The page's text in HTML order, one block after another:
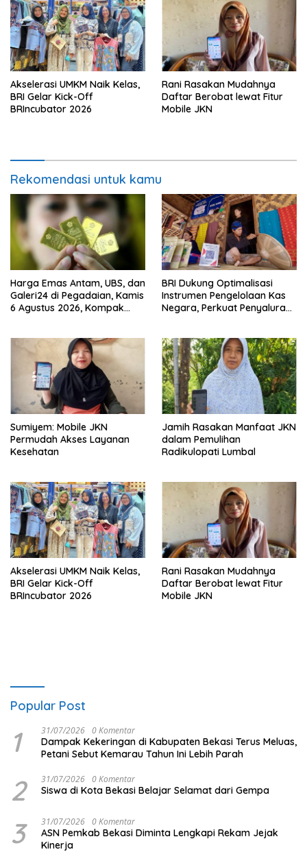
Akselerasi UMKM Naik Kelas,
BRI Gelar Kick-Off
BRIncubator 2026
Rani Rasakan Mudahnya
Daftar Berobat lewat Fitur
Mobile JKN
Rekomendasi untuk kamu
Harga Emas Antam, UBS, dan
Galeri24 di Pegadaian, Kamis
6 Agustus 2026, Kompak
BRI Dukung Optimalisasi
Instrumen Pengelolaan Kas
Negara, Perkuat Penyaluran
Sumiyem: Mobile JKN
Permudah Akses Layanan
Kesehatan
Jamih Rasakan Manfaat JKN
dalam Pemulihan
Radikulopati Lumbal
Akselerasi UMKM Naik Kelas,
BRI Gelar Kick-Off
BRIncubator 2026
Rani Rasakan Mudahnya
Daftar Berobat lewat Fitur
Mobile JKN
Popular Post
1 31/07/2026 0 Komentar
Dampak Kekeringan di Kabupaten Bekasi Terus Meluas,
Petani Sebut Kemarau Tahun Ini Lebih Parah
2 31/07/2026 0 Komentar
Siswa di Kota Bekasi Belajar Selamat dari Gempa
3 31/07/2026 0 Komentar
ASN Pemkab Bekasi Diminta Lengkapi Rekam Jejak
Kinerja